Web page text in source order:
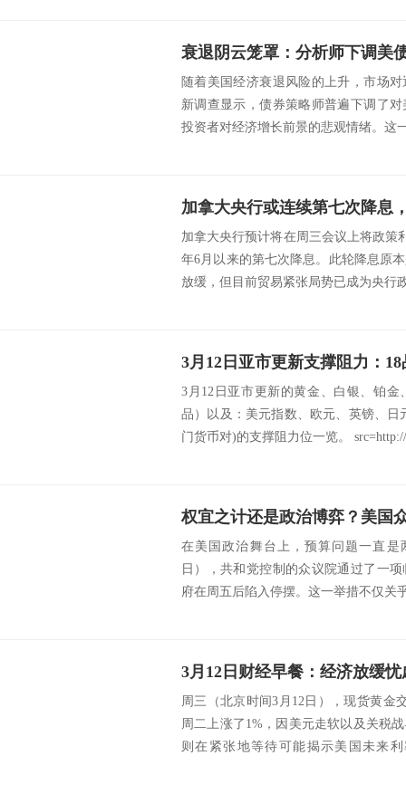
随着美国经济衰退风险的上升，市场
新调查显示，债券策略师普遍下调了
投资者对经济增长前景的悲观情绪。这
加拿大央行或连续第七次降息
加拿大央行预计将在周三会议上将政策
年6月以来的第七次降息。此轮降息原
放缓，但目前贸易紧张局势已成为央行
3月12日亚市更新的黄金、白银、铂
品）以及：美元指数、欧元、英镑、
门货币对)的支撑阻力位一览。
权宜之计还是政治博弈？美国
在美国政治舞台上，预算问题一直是
日），共和党控制的众议院通过了一
府在周五后陷入停摆。这一举措不仅关
周三（北京时间3月12日），现货黄金
周二上涨了1%，因美元走软以及关税
则在紧张地等待可能揭示美国未来